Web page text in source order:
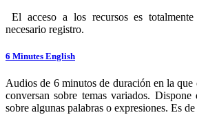
El acceso a los recursos es
necesario registro.
6 Minutes English
Audios de 6 minutos de duración en la
conversan sobre temas variados.
sobre algunas palabras o expresiones. Es